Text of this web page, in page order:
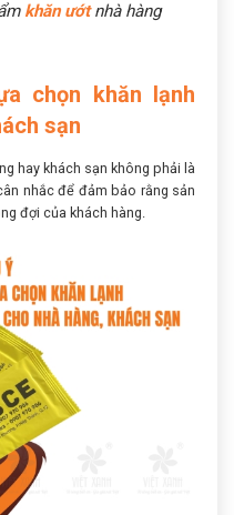
khăn ướt nhà hàng
chọn khăn lạnh
sạn
hay khách sạn không phải là
nhắc để đảm bảo rằng sản
đợi của khách hàng.